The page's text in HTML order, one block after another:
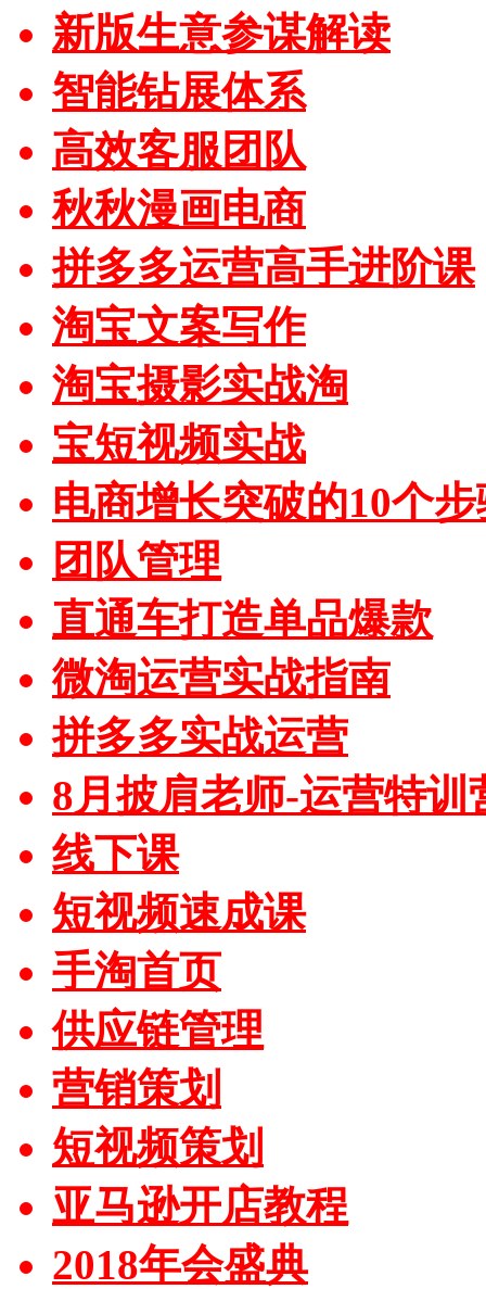
新版生意参谋解读
智能钻展体系
高效客服团队
秋秋漫画电商
拼多多运营高手进阶课
淘宝文案写作
淘宝摄影实战淘
宝短视频实战
电商增长突破的10个
团队管理
直通车打造单品爆款
微淘运营实战指南
拼多多实战运营
8月披肩老师-运营特训
线下课
短视频速成课
手淘首页
供应链管理
营销策划
短视频策划
亚马逊开店教程
2018年会盛典